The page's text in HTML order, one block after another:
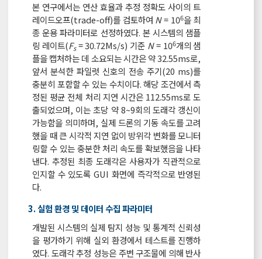
본 연구에서는 연산 효율과 추정 정확도 사이의 트
레이드오프(trade-off)를 검토하여 N= 106을 최
종 운용 파라미터로 선정하였다. 본 시스템의 샘플
링 레이트(Fs= 30.72Ms/s) 기준 N= 106개의 샘
플을 캡처하는 데 소요되는 시간은 약 32.55ms로,
앞서 분석한 파일럿 신호의 전송 주기(20 ms)를
충분히 포함할 수 있는 수치이다. 해당 조건에서 측
정된 평균 전체 처리 지연 시간은 112.55ms로 도
출되었으며, 이는 초당 약 8~9회의 도래각 갱신이
가능함을 의미하며, 실제 드론의 기동 속도를 고려
했을 때 큰 시각적 지연 없이 방위각 변화를 모니터
링할 수 있는 충분한 처리 속도를 확보했음을 나타
낸다. 추정된 최종 도래각은 사용자가 직관적으로
인지할 수 있도록 GUI 화면에 즉각적으로 반영된
다.
3. 실험 환경 및 데이터 수집 파라미터
개발된 시스템의 실제 탐지 성능 및 통계적 신뢰성
을 평가하기 위해 실외 환경에서 테스트를 진행하
였다. 도래각 추정 성능은 주변 구조물에 의해 반사